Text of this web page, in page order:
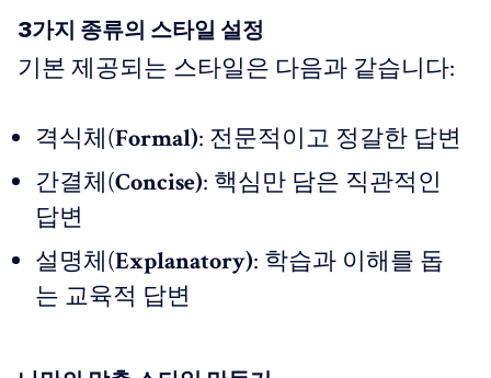
3가지 종류의 스타일 설정
기본 제공되는 스타일은 다음과 같습니다:
격식체(Formal): 전문적이고 정갈한 답변
간결체(Concise): 핵심만 담은 직관적인
답변
설명체(Explanatory): 학습과 이해를 돕
는 교육적 답변